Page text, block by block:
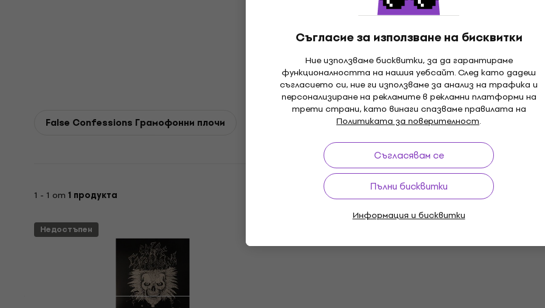
Съгласие за използване на бисквитки
Ние използваме бисквитки, за да гарантираме
функционалността на нашия уебсайт. След като дадеш
съгласието си, ние ги използваме за анализ на трафика и
персонализиране на рекламите в рекламни платформи на
трети страни, като винаги спазваме правилата на
Политиката за поверителност.
Съгласявам се
Пълни бисквитки
Информация и бисквитки
False Confessions Грамофонни плочи
1 - 1 от 1 продукта
Недостъпен